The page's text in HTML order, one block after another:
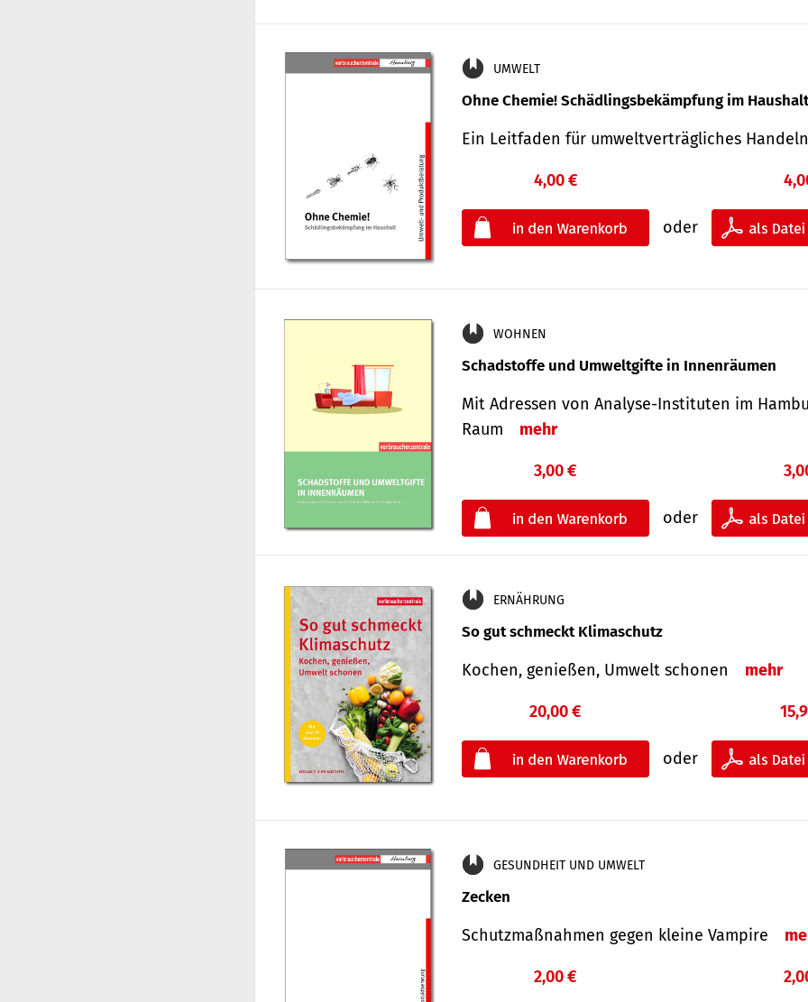
UMWELT
Ohne Chemie! Schädlingsbekämpfung im Haushalt
Ein Leitfaden für um­welt­ver­träg­liches Han­deln
4,00 €
oder
WOHNEN
Schadstoffe und Umweltgifte in Innenräumen
Mit Adressen von Analyse-Insti­tuten im
Raum
mehr
3,00 €
oder
ERNÄHRUNG
So gut schmeckt Klimaschutz
Kochen, genießen, Umwelt schonen mehr
20,00 €
oder
GESUNDHEIT UND UMWELT
Zecken
Schutz­maß­nahmen gegen kleine Vampire
2,00 €